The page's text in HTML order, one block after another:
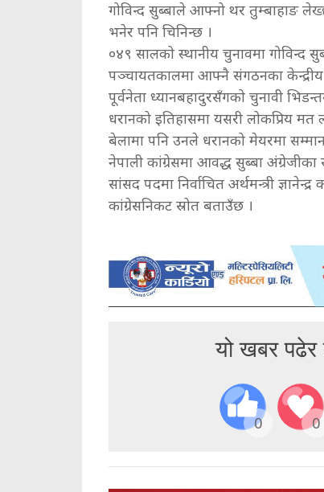
गोविन्द सुब्बाले आफ्नो थर तुम्बाहाङ
भनेर पनि चिनिन्छ ।
०४९ सालको स्थानीय चुनावमा गोविन्द
पञ्चायतकालमा आफ्नै संगठनका केन्द्रीय
पूर्वनेता ध्यानबहादुरसँगको चुनावी
धरानको इतिहासमा यसरी लोकप्रिय मत
बेलामा पनि उनले धरानको मेयरमा
नेपाली कांग्रेसमा आवद्ध सुब्बा अंग्रेजीका
सांसद पदमा निर्वाचित अर्थमन्त्री
कांग्रेसनिकट स्रोत बताउँछ ।
यो खबर पढेर
0 0